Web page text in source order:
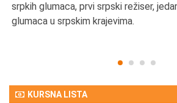
srpkih glumaca, prvi srpski režiser,
glumaca u srpskim krajevima.
KURSNA LISTA